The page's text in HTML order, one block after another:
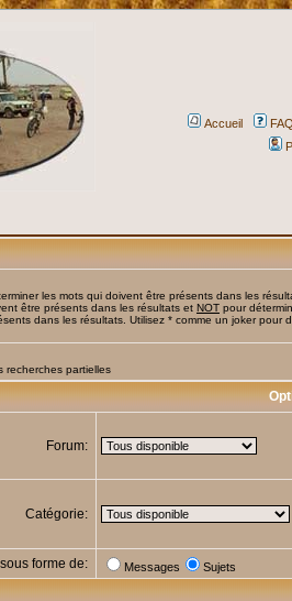
Accueil
les mots qui doivent être présents dans les
être présents dans les résultats et NOT pour
dans les résultats. Utilisez * comme un joker pour
recherches partielles
Forum:
Catégorie:
forme de: Messages Sujets